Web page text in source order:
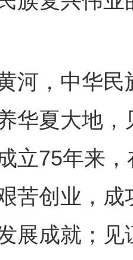
，中华民
华夏大地
立75年来
苦创业，
展成就；